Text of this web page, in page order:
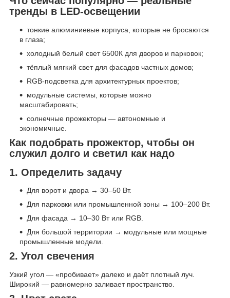
тренды в LED-освещении
тонкие алюминиевые корпуса, которые не бросаются
в глаза;
холодный белый свет 6500К для дворов и парковок;
тёплый мягкий свет для фасадов частных домов;
RGB-подсветка для архитектурных проектов;
модульные системы, которые можно
масштабировать;
солнечные прожекторы — автономные и
экономичные.
Как подобрать прожектор, чтобы он
служил долго и светил как надо
1. Определить задачу
Для ворот и двора → 30–50 Вт.
Для парковки или промышленной зоны → 100–200 Вт.
Для фасада → 10–30 Вт или RGB.
Для большой территории → модульные или мощные
промышленные модели.
2. Угол свечения
Узкий угол — «пробивает» далеко и даёт плотный луч.
Широкий — равномерно заливает пространство.